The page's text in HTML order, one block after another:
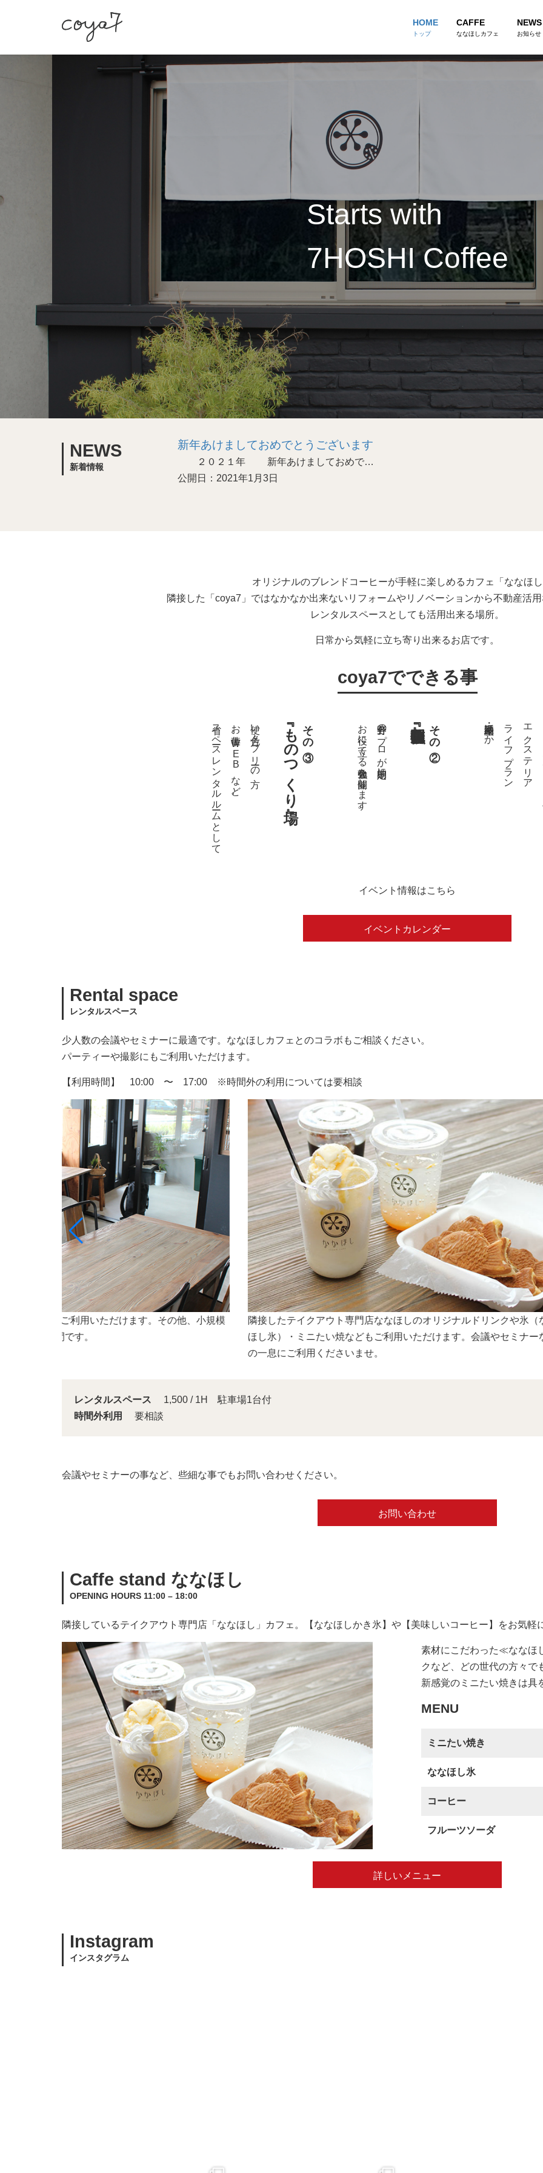
HOME
トップ
CAFFE
ななほしカフェ
NEWS
お知らせ
Starts with
7HOSHI Coffee
NEWS
新着情報
新年あけましておめでとうございます
２０２１年 新年あけましておめで…
公開日：2021年1月3日
オリジナルのブレンドコーヒーが手軽に楽しめるカフェ「ななほし
隣接した「coya7」ではなかなか出来ないリフォームやリノベーションから不動産活用
レンタルスペースとしても活用出来る場所。
日常から気軽に立ち寄り出来るお店です。
coya7でできる事
エクステリア
ライフプラン
不動産・相続ほか
その②
各分野のプロが定期的に
お役に立てる勉強会を開催します。
その③
『ものつくり場』
使い方色々。フリーの方、
お仕事、WEBなど。
省スペースレンタルルームとして
イベント情報はこちら
イベントカレンダー
Rental space
レンタルスペース
少人数の会議やセミナーに最適です。ななほしカフェとのコラボもご相談ください。
パーティーや撮影にもご利用いただけます。
【利用時間】 10:00 〜 17:00 ※時間外の利用については要相談
専門店ななほしのオリジナルドリンクや氷（なな
などもご利用いただけます。会議やセミナーなど
会議スペースは大きな窓から明るい日差しが入り込みます。
レンタルスペース
1,500 / 1H 駐車場1台付
時間外利用
要相談
会議やセミナーの事など、些細な事でもお問い合わせください。
お問い合わせ
Caffe stand ななほし
OPENING HOURS 11:00 – 18:00
隣接しているテイクアウト専門店「ななほし」カフェ。【ななほしかき氷】や【美味しいコーヒー】をお気軽
素材にこだわった≪ななほ
クなど、どの世代の方々で
新感覚のミニたい焼きは具
MENU
ミニたい焼き
ななほし氷
コーヒー
フルーツソーダ
詳しいメニュー
Instagram
インスタグラム